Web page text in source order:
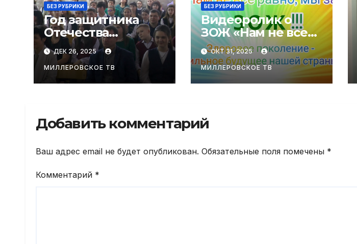
БЕЗ РУБРИКИ
Год защитника
Отечества
завершился
ярким
праздником в
Миллеровской
ДЕК 26, 2025
МИЛЛЕРОВСКОЕ ТВ
БЕЗ РУБРИКИ
Видеоролик о
ЗОЖ «Нам не все
равно!»
ОКТ 31, 2025
МИЛЛЕРОВСКОЕ ТВ
Добавить комментарий
Ваш адрес email не будет опубликован. Обязательные поля помечены *
Комментарий *